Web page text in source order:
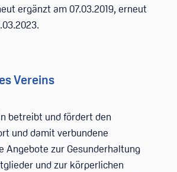
ergänzt am 07.03.2019, erneut
Vereins
betreibt und fördert den
und damit verbundene
Angebote zur Gesunderhaltung
und zur körperlichen